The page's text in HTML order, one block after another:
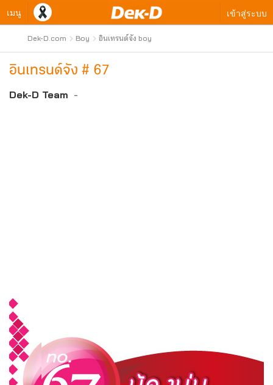
เมนู เข้าสู่ระบบ
Dek-D.com Boy อินเทรนด์จัง boy
อินเทรนด์จัง # 67
Dek-D Team -